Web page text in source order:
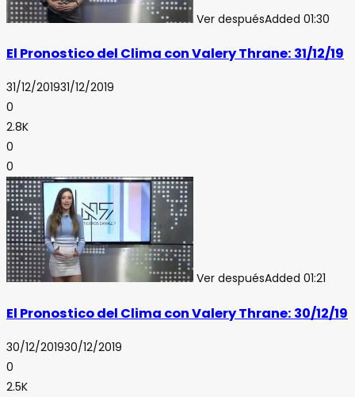
Ver despuésAdded 01:30
El Pronostico del Clima con Valery Thrane: 31/12/19
31/12/201931/12/2019
0
2.8K
0
0
Ver despuésAdded 01:21
El Pronostico del Clima con Valery Thrane: 30/12/19
30/12/201930/12/2019
0
2.5K